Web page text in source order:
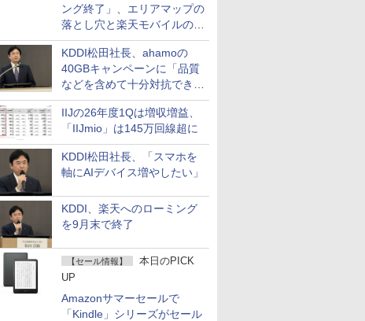
ング終了」、エリアマップの
落とし穴と楽天モバイルの課
題
KDDI松田社長、ahamoの
40GBキャンペーンに「品質
などを含めて十分対抗でき
る」
IIJの26年度1Qは増収増益、
「IIJmio」は145万回線超に
KDDI松田社長、「スマホを
軸にAIデバイス増やしたい」
KDDI、楽天へのローミング
を9月末で終了
【セール情報】
本日のPICK
UP
Amazonサマーセールで
「Kindle」シリーズがセール